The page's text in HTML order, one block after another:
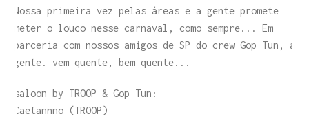
Nossa primeira vez pelas áreas e a gente promete
meter o louco nesse carnaval, como sempre... Em
parceria com nossos amigos de SP do crew Gop Tun, a
gente. vem quente, bem quente...
saloon by TROOP & Gop Tun:
Caetannno (TROOP)